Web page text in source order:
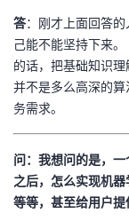
答：刚才上面回答
己能不能坚持下来
的话，把基础知识理
并不是多么高深的
务需求。
问：我想问的是，
之后，怎么实现机
等等，甚至给用户提